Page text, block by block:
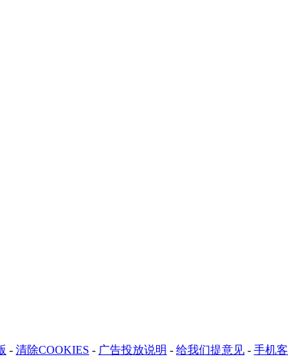
- 清除COOKIES - 广告投放说明 - 给我们提意见 - 手机